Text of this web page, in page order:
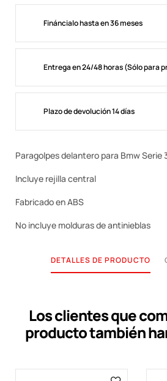
Fináncialo hasta en 36 meses
Entrega en 24/48 horas (Sólo para
Plazo de devolución 14 días
Paragolpes delantero para Bmw Serie
Incluye rejilla central
Fabricado en ABS
No incluye molduras de antinieblas
DETALLES DE PRODUCTO
Los clientes que
producto también